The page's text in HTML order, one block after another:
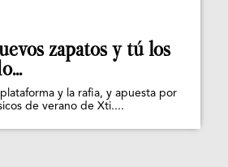
zapatos y tú los
y la rafia, y apuesta por
de verano de Xti....